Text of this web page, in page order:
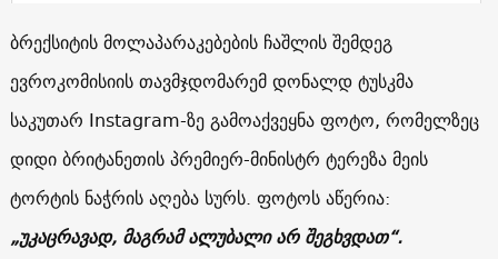
ბრექსიტის მოლაპარაკებების ჩაშლის შემდეგ
ევროკომისიის თავმჯდომარემ დონალდ ტუსკმა
საკუთარ Instagram-ზე გამოაქვეყნა ფოტო, რომელზეც
დიდი ბრიტანეთის პრემიერ-მინისტრ ტერეზა მეის
ტორტის ნაჭრის აღება სურს. ფოტოს აწერია:
„უკაცრავად, მაგრამ ალუბალი არ შეგხვდათ“.